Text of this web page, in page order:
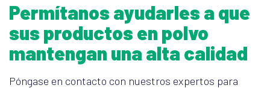
Permítanos ayudarles a que
sus productos en polvo
mantengan una alta calidad
Póngase en contacto con nuestros expertos para